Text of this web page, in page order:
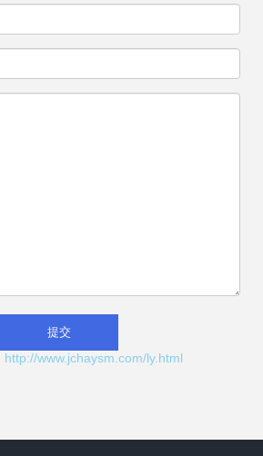
www.jchaysm.com/ly.html